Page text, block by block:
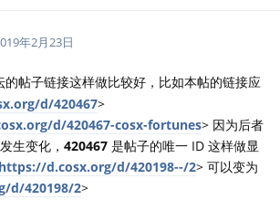
年2月23日
的帖子链接这样做比较好，比如本帖的链接应
d/420467>
d/420467-cosx-fortunes> 因为后者
生变化， 420467 是帖子的唯一 ID 这样做显
https://d.cosx.org/d/420198--/2> 可以变为
d/420198/2>